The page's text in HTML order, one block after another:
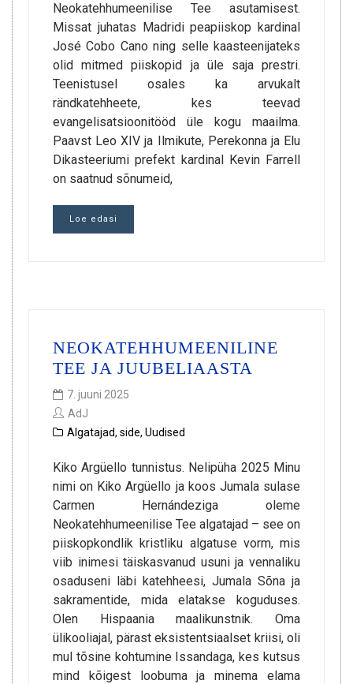
Neokatehhumeenilise Tee asutamisest.
Missat juhatas Madridi peapiiskop kardinal
José Cobo Cano ning selle kaasteenijateks
olid mitmed piiskopid ja üle saja prestri.
Teenistusel osales ka arvukalt
rändkatehheete, kes teevad
evangelisatsioonitööd üle kogu maailma.
Paavst Leo XIV ja Ilmikute, Perekonna ja Elu
Dikasteeriumi prefekt kardinal Kevin Farrell
on saatnud sõnumeid,
Loe edasi
NEOKATEHHUMEENILINE
TEE JA JUUBELIAASTA
7. juuni 2025
AdJ
Algatajad, side, Uudised
Kiko Argüello tunnistus. Nelipüha 2025 Minu
nimi on Kiko Argüello ja koos Jumala sulase
Carmen Hernándeziga oleme
Neokatehhumeenilise Tee algatajad – see on
piiskopkondlik kristliku algatuse vorm, mis
viib inimesi täiskasvanud usuni ja vennaliku
osaduseni läbi katehheesi, Jumala Sõna ja
sakramentide, mida elatakse koguduses.
Olen Hispaania maalikunstnik. Oma
ülikooliajal, pärast eksistentsiaalset kriisi, oli
mul tõsine kohtumine Issandaga, kes kutsus
mind kõigest loobuma ja minema elama